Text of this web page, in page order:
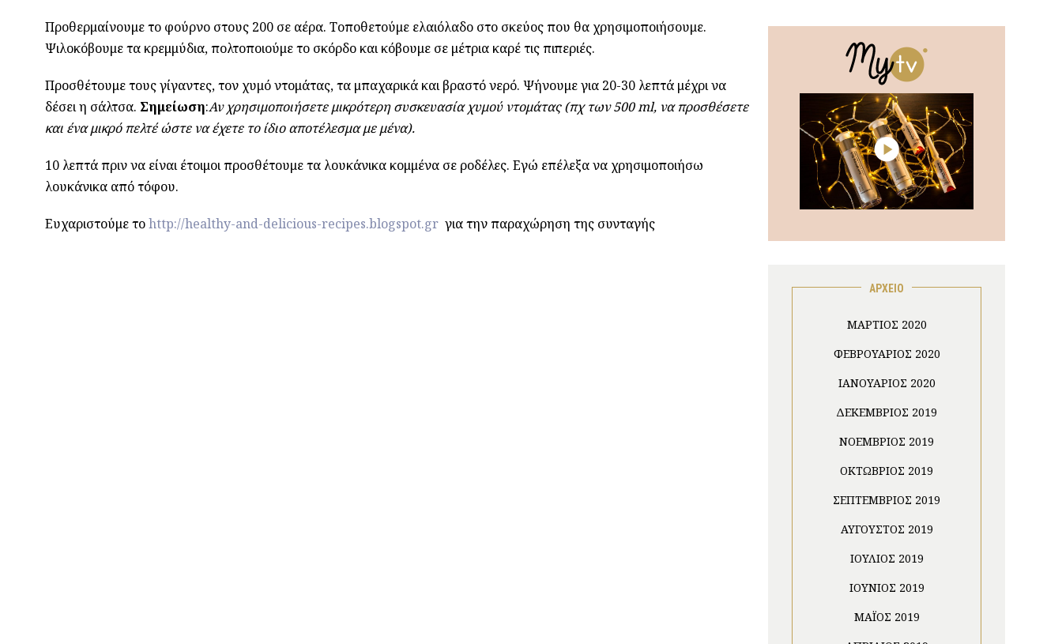
Προθερμαίνουμε το φούρνο στους 200 σε αέρα. Τοποθετούμε ελαιόλαδο στο σκεύος που θα χρησιμοποιήσουμε.
Ψιλοκόβουμε τα κρεμμύδια, πολτοποιούμε το σκόρδο και κόβουμε σε μέτρια καρέ τις πιπεριές.
Προσθέτουμε τους γίγαντες, τον χυμό ντομάτας, τα μπαχαρικά και βραστό νερό. Ψήνουμε για 20-30 λεπτά μέχρι να
δέσει η σάλτσα. Σημείωση:Αν χρησιμοποιήσετε μικρότερη συσκευασία χυμού ντομάτας (πχ των 500 ml, να προσθέσετε
και ένα μικρό πελτέ ώστε να έχετε το ίδιο αποτέλεσμα με μένα).
10 λεπτά πριν να είναι έτοιμοι προσθέτουμε τα λουκάνικα κομμένα σε ροδέλες. Εγώ επέλεξα να χρησιμοποιήσω
λουκάνικα από τόφου.
Ευχαριστούμε τοhttp://healthy-and-delicious-recipes.blogspot.gr για την παραχώρηση της συνταγής
ΑΡΧΕΙΟ
ΜΆΡΤΙΟΣ 2020
ΦΕΒΡΟΥΆΡΙΟΣ 2020
ΙΑΝΟΥΆΡΙΟΣ 2020
ΔΕΚΈΜΒΡΙΟΣ 2019
ΝΟΈΜΒΡΙΟΣ 2019
ΟΚΤΏΒΡΙΟΣ 2019
ΣΕΠΤΈΜΒΡΙΟΣ 2019
ΑΎΓΟΥΣΤΟΣ 2019
ΙΟΎΛΙΟΣ 2019
ΙΟΎΝΙΟΣ 2019
ΜΆΙΟΣ 2019